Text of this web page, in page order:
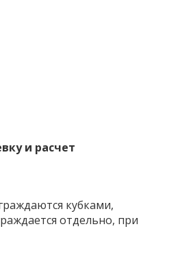
и расчет
кубками,
отдельно, при